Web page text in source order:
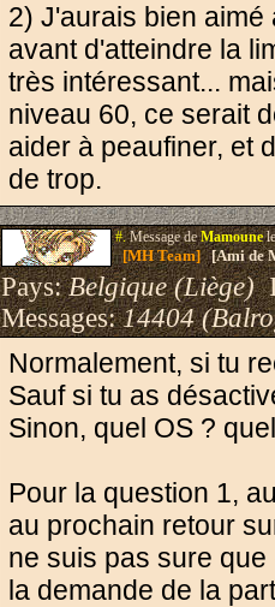
2) J'aurais bien
avant d'atteindre la
très intéressant...
niveau 60, ce serait
aider à peaufiner, et
de trop.
#.Message deMamoune
[MH Team][Ami de
Pays:Belgique (Liège)
Messages:14404
Normalement, si tu
Sauf si tu as
Sinon, quel OS ?
Pour la question 1,
au prochain retour
ne suis pas sure
la demande de la